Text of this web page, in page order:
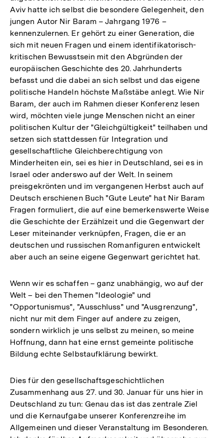
Aviv hatte ich selbst die besondere Gelegenheit, den
jungen Autor Nir Baram – Jahrgang 1976 –
kennenzulernen. Er gehört zu einer Generation, die
sich mit neuen Fragen und einem identifikatorisch-
kritischen Bewusstsein mit den Abgründen der
europäischen Geschichte des 20. Jahrhunderts
befasst und die dabei an sich selbst und das eigene
politische Handeln höchste Maßstäbe anlegt. Wie Nir
Baram, der auch im Rahmen dieser Konferenz lesen
wird, möchten viele junge Menschen nicht an einer
politischen Kultur der "Gleichgültigkeit" teilhaben und
setzen sich stattdessen für Integration und
gesellschaftliche Gleichberechtigung von
Minderheiten ein, sei es hier in Deutschland, sei es in
Israel oder anderswo auf der Welt. In seinem
preisgekrönten und im vergangenen Herbst auch auf
Deutsch erschienen Buch "Gute Leute" hat Nir Baram
Fragen formuliert, die auf eine bemerkenswerte Weise
die Geschichte der Erzählzeit und die Gegenwart der
Leser miteinander verknüpfen, Fragen, die er an
deutschen und russischen Romanfiguren entwickelt
aber auch an seine eigene Gegenwart gerichtet hat.
Wenn wir es schaffen – ganz unabhängig, wo auf der
Welt – bei den Themen "Ideologie" und
"Opportunismus", "Ausschluss" und "Ausgrenzung",
nicht nur mit dem Finger auf andere zu zeigen,
sondern wirklich je uns selbst zu meinen, so meine
Hoffnung, dann hat eine ernst gemeinte politische
Bildung echte Selbstaufklärung bewirkt.
Dies für den gesellschaftsgeschichtlichen
Zusammenhang aus 27. und 30. Januar für uns hier in
Deutschland zu tun: Genau das ist das zentrale Ziel
und die Kernaufgabe unserer Konferenzreihe im
Allgemeinen und dieser Veranstaltung im Besonderen.